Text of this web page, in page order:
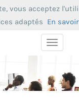
Toggle
vous acceptez
adaptés En